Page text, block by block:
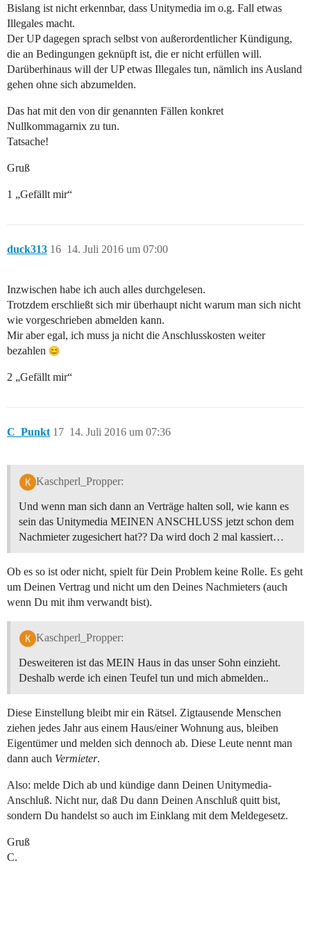
Bislang ist nicht erkennbar, dass Unitymedia im o.g. Fall etwas
Illegales macht.
Der UP dagegen sprach selbst von außerordentlicher Kündigung,
die an Bedingungen geknüpft ist, die er nicht erfüllen will.
Darüberhinaus will der UP etwas Illegales tun, nämlich ins Ausland
gehen ohne sich abzumelden.
Das hat mit den von dir genannten Fällen konkret
Nullkommagarnix zu tun.
Tatsache!
Gruß
1 „Gefällt mir“
duck313 14. Juli 2016 um 07:00
16
Inzwischen habe ich auch alles durchgelesen.
Trotzdem erschließt sich mir überhaupt nicht warum man sich nicht
wie vorgeschrieben abmelden kann.
Mir aber egal, ich muss ja nicht die Anschlusskosten weiter
bezahlen
2 „Gefällt mir“
C_Punkt 14. Juli 2016 um 07:36
17
Kaschperl_Propper:
Und wenn man sich dann an Verträge halten soll, wie kann es
sein das Unitymedia MEINEN ANSCHLUSS jetzt schon dem
Nachmieter zugesichert hat?? Da wird doch 2 mal kassiert…
Ob es so ist oder nicht, spielt für Dein Problem keine Rolle. Es geht
um Deinen Vertrag und nicht um den Deines Nachmieters (auch
wenn Du mit ihm verwandt bist).
Kaschperl_Propper:
Desweiteren ist das MEIN Haus in das unser Sohn einzieht.
Deshalb werde ich einen Teufel tun und mich abmelden..
Diese Einstellung bleibt mir ein Rätsel. Zigtausende Menschen
ziehen jedes Jahr aus einem Haus/einer Wohnung aus, bleiben
Eigentümer und melden sich dennoch ab. Diese Leute nennt man
dann auch Vermieter.
Also: melde Dich ab und kündige dann Deinen Unitymedia-
Anschluß. Nicht nur, daß Du dann Deinen Anschluß quitt bist,
sondern Du handelst so auch im Einklang mit dem Meldegesetz.
Gruß
C.